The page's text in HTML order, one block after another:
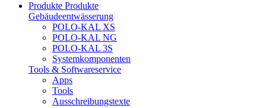
Produkte Produkte
Gebäudeentwässerung
POLO-KAL XS
POLO-KAL NG
POLO-KAL 3S
Systemkomponenten
Tools & Softwareservice
Apps
Tools
Ausschreibungstexte